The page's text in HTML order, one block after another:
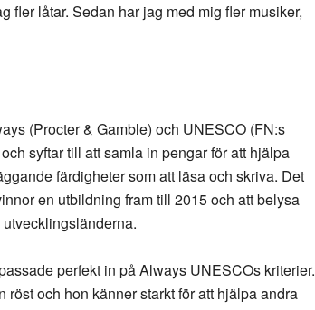
fler låtar. Sedan har jag med mig fler musiker,
(Procter & Gamble) och UNESCO (FN:s
syftar till att samla in pengar för att hjälpa
färdigheter som att läsa och skriva. Det
en utbildning fram till 2015 och att belysa
perfekt in på Always UNESCOs kriterier.
och hon känner starkt för att hjälpa andra